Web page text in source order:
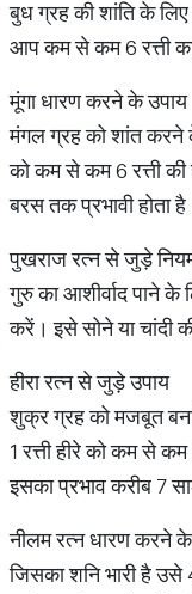
बुध ग्रह की शांति के
आप कम से कम 6 रत्ती
मूंगा धारण करने के उपाय
मंगल ग्रह को शांत करने
को कम से कम 6 रत्ती की
बरस तक प्रभावी होता
पुखराज रत्न से जुड़े
गुरु का आशीर्वाद पाने के
करें। इसे सोने या चांदी
हीरा रत्न से जुड़े उपाय
शुक्र ग्रह को मजबूत
1 रत्ती हीरे को कम से
इसका प्रभाव करीब 7
नीलम रत्न धारण करने
जिसका शनि भारी है उसे